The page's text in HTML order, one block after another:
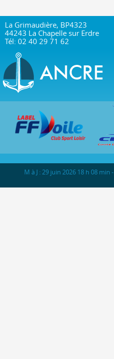
La Grimaudière, BP4323
44243 La Chapelle sur Erdre
Tél: 02 40 29 71 62
M à J : 29 juin 2026 18 h 08 min -